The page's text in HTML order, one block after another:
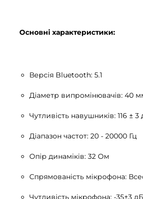
Основні характеристики:
Версія Bluetooth: 5.1
Діаметр випромінювачів: 40
Чутливість навушників: 116 ± 3
Діапазон частот: 20 - 20000 Гц
Опір динаміків: 32 Ом
Спрямованість мікрофона:
Чутливість мікрофона: -35±3 дБ